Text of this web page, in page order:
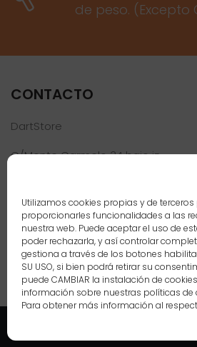
Utilizamos cookies propias y de
proporcionarles funcionalidades a las
nuestra web. Puede aceptar el uso de
poder rechazarla, y así controlar
gestiona a través de los botones
SU USO, si bien podrá retirar su
puede CAMBIAR la instalación de
información sobre nuestras políticas de
Para obtener más información al
de peso. (Excepto
CONTACTO
DartStore
C/Monte Carmelo 34 bajo iz
Teléfono:961 152 301
info@dartstore.es